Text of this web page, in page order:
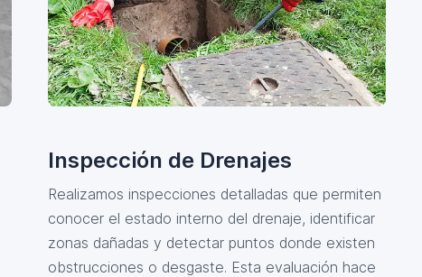
Inspección de Drenajes
Realizamos inspecciones detalladas que permiten
conocer el estado interno del drenaje, identificar
zonas dañadas y detectar puntos donde existen
obstrucciones o desgaste. Esta evaluación hace